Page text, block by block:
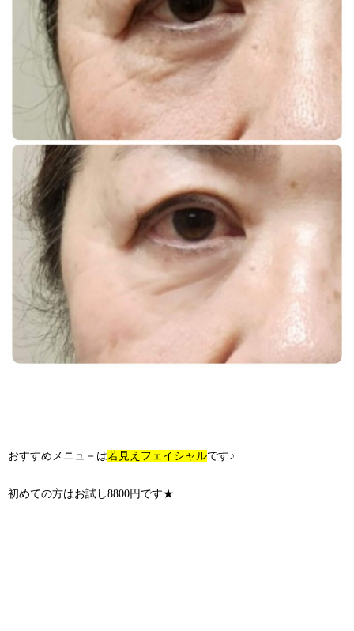
おすすめメニュ－は若見えフェイシャルです♪
初めての方はお試し8800円です★